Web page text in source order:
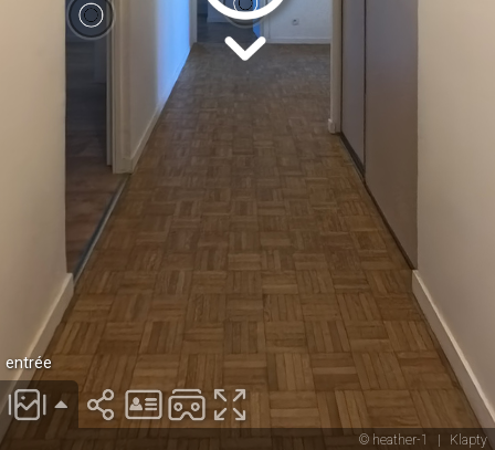
© heather-1 | Klapty
entrée